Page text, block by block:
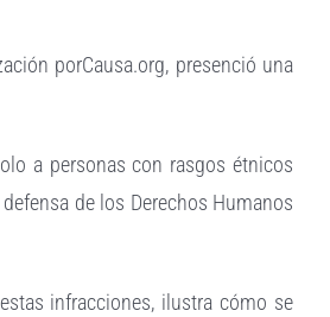
porCausa.org, presenció una
a personas con rasgos étnicos
de los Derechos Humanos
infracciones, ilustra cómo se